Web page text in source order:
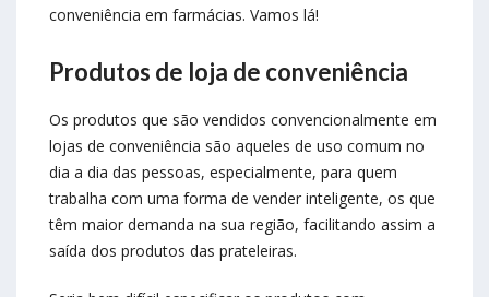
conveniência em farmácias. Vamos lá!
Produtos de loja de conveniência
Os produtos que são vendidos convencionalmente em
lojas de conveniência são aqueles de uso comum no
dia a dia das pessoas, especialmente, para quem
trabalha com uma forma de vender inteligente, os que
têm maior demanda na sua região, facilitando assim a
saída dos produtos das prateleiras.